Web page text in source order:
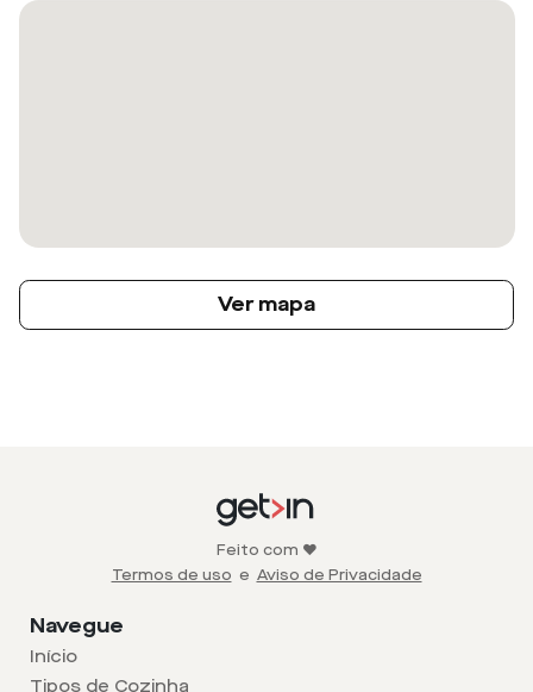
Ver mapa
Feito com ❤️
Termos de uso e Aviso de Privacidade
Navegue
Início
Tipos de Cozinha